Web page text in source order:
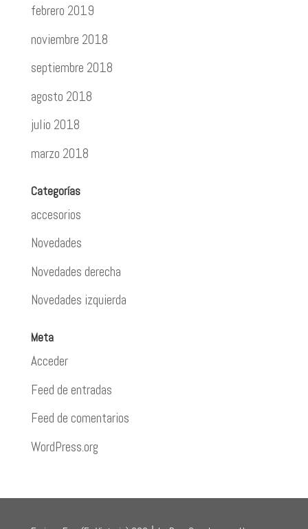
febrero 2019
noviembre 2018
septiembre 2018
agosto 2018
julio 2018
marzo 2018
Categorías
accesorios
Novedades
Novedades derecha
Novedades izquierda
Meta
Acceder
Feed de entradas
Feed de comentarios
WordPress.org